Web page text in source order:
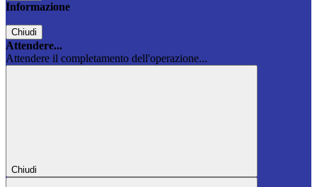
Informazione
Chiudi
Attendere...
Attendere il completamento dell'operazione...
Chiudi